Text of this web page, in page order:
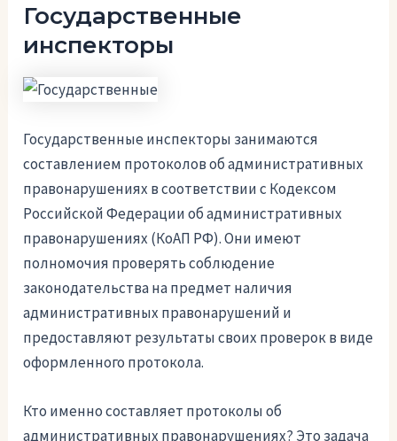
Государственные
инспекторы
Государственные инспекторы занимаются
составлением протоколов об административных
правонарушениях в соответствии с Кодексом
Российской Федерации об административных
правонарушениях (КоАП РФ). Они имеют
полномочия проверять соблюдение
законодательства на предмет наличия
административных правонарушений и
предоставляют результаты своих проверок в виде
оформленного протокола.
Кто именно составляет протоколы об
административных правонарушениях? Это задача